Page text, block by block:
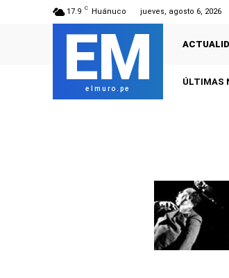
17.9 C Huánuco jueves, agosto 6, 2026
EM
elmuro.pe
ÚLTIMAS